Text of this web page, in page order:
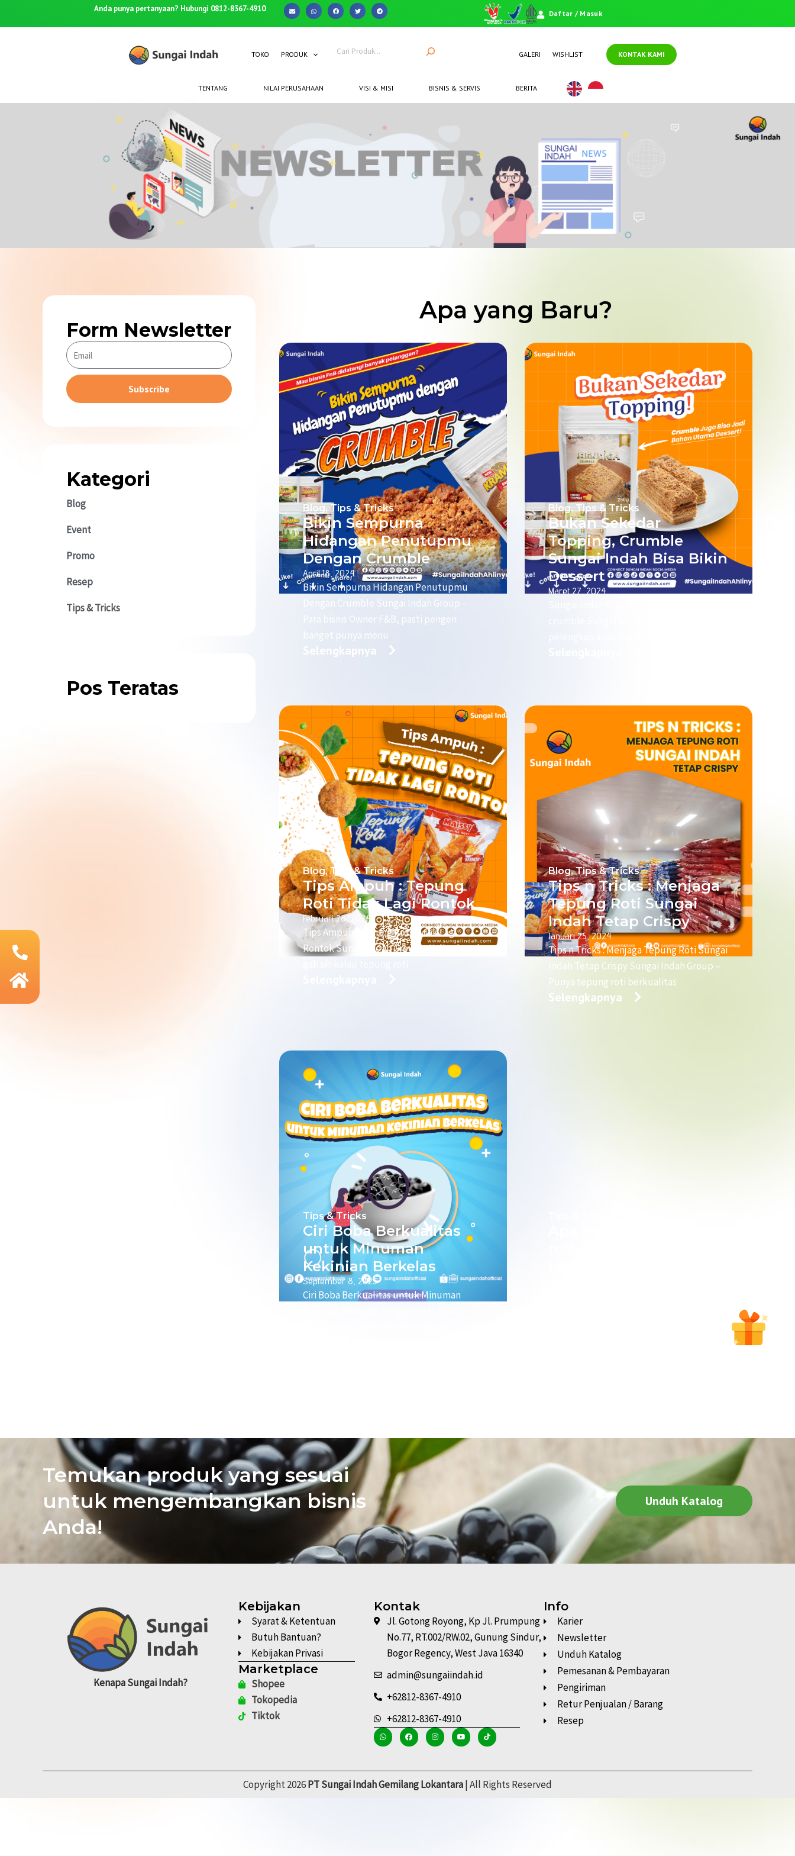
Anda punya pertanyaan? Hubungi 0812-8367-4910 Daftar / Masuk
TOKO PRODUK GALERI WISHLIST KONTAK KAMI
TENTANG NILAI PERUSAHAAN VISI & MISI BISNIS & SERVIS BERITA
Form Newsletter
Subscribe
Kategori
Blog
Event
Promo
Resep
Tips & Tricks
Pos Teratas
Apa yang Baru?
Blog, Tips & Tricks
Bikin Sempurna
Hidangan Penutupmu
Dengan Crumble
April 18, 2024
Bikin Sempurna Hidangan Penutupmu
Dengan Crumble Sungai Indah Group –
Para bisnis Owner F&B, pasti pengen
banget punya menu
Selengkapnya
Blog,Tips & Tricks
Bukan Sekedar
Topping, Crumble
Sungai Indah Bisa Bikin
Dessert
Maret 27, 2024
Blog,Tips & Tricks
Tips Ampuh : Tepung
Roti Tidak Lagi Rontok
Februari 28, 2024
Tips Ampuh : Tepung Roti Tidak Lagi
Rontok Sungai Indah Group – Kalian kesel
Blog,Tips & Tricks
Tips n Tricks : Menjaga
Tepung Roti Sungai
Indah Tetap Crispy
Januari 25, 2024
Tips n Tricks : Menjaga Tepung Roti Sungai
Indah Tetap Crispy Sungai Indah Group –
Punya tepung roti berkualitas
Selengkapnya
Tips & Tricks
Ciri Boba Berkualitas
untuk Minuman
Kekinian Berkelas
September 8, 2023
Ciri Boba Berkualitas untuk Minuman
Temukan produk yang sesuai
untuk mengembangkan bisnis
Anda!
Unduh Katalog
KenapaSungai Indah?
Kebijakan
Syarat & Ketentuan
Butuh Bantuan?
Kebijakan Privasi
Marketplace
Shopee
Tokopedia
Tiktok
Kontak
Jl. Gotong Royong, Kp Jl. Prumpung
No.77, RT.002/RW.02, Gunung Sindur,
Bogor Regency, West Java 16340
admin@sungaiindah.id
+62812-8367-4910
+62812-8367-4910
Info
Karier
Newsletter
Unduh Katalog
Pemesanan & Pembayaran
Pengiriman
Retur Penjualan / Barang
Resep
Copyright 2026PT Sungai Indah Gemilang Lokantara| All Rights Reserved